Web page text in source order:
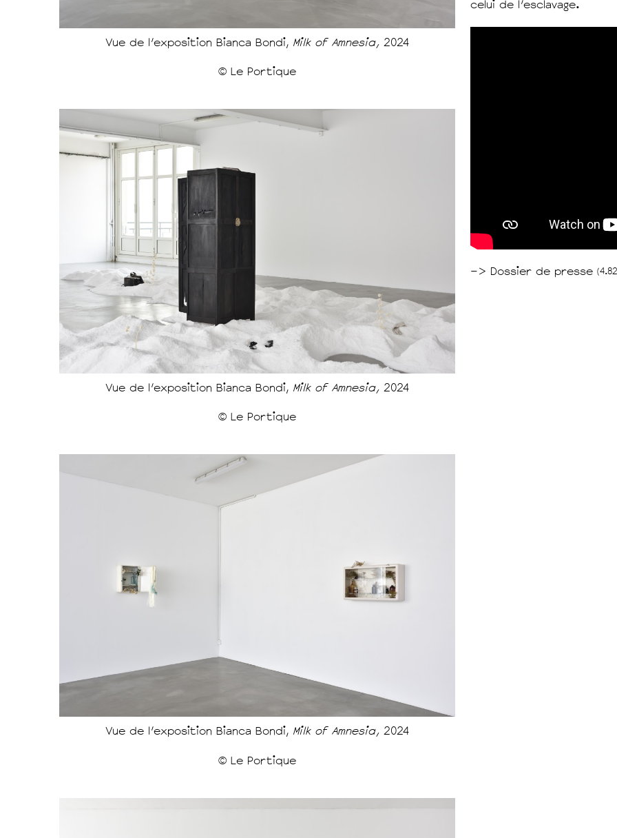
Vue de l'exposition Bianca Bondi,Milk of Amnesia,2024
© Le Portique
Vue de l'exposition Bianca Bondi,Milk of Amnesia,2024
© Le Portique
Vue de l'exposition Bianca Bondi,Milk of Amnesia,2024
© Le Portique
celui de l’esclavage.
–> Dossier de presse